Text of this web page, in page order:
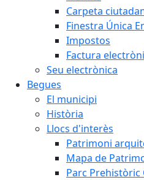
Carpeta
Finestra Única
Impostos
Factura
Seu electrònica
Begues
El municipi
Història
Llocs d'interès
Patrimoni
Mapa de
Parc Prehistòric